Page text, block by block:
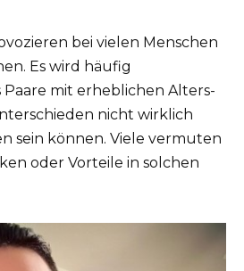
bei vielen Menschen
Es wird häufig
Paare mit erheblichen Alters-
nicht wirklich
sein können. Viele vermuten
oder Vorteile in solchen